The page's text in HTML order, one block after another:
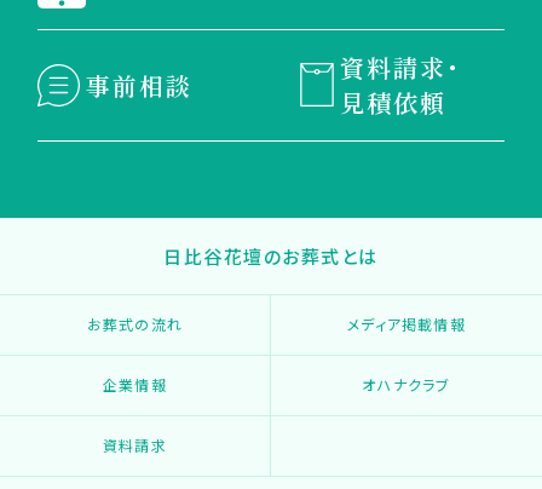
事前相談
資料請求・
見積依頼
日比谷花壇のお葬式とは
お葬式の流れ メディア掲載情報
企業情報 オハナクラブ
資料請求